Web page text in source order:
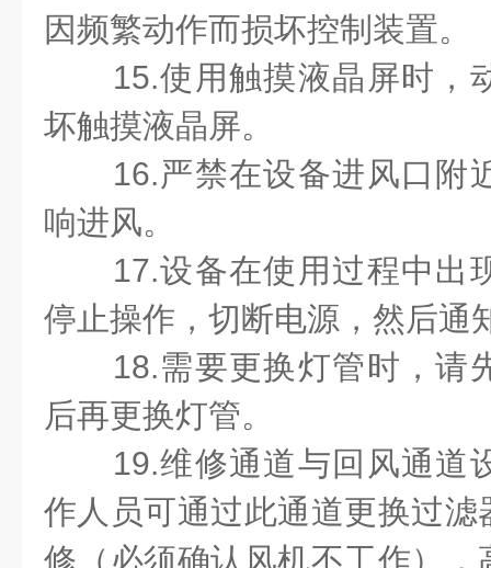
因频繁动作而损坏控制装置。
15.使用触摸液晶屏时，
坏触摸液晶屏。
16.严禁在设备进风口附
响进风。
17.设备在使用过程中出
停止操作，切断电源，然后通
18.需要更换灯管时，请
后再更换灯管。
19.维修通道与回风通道
作人员可通过此通道更换过
修（必须确认风机不工作）